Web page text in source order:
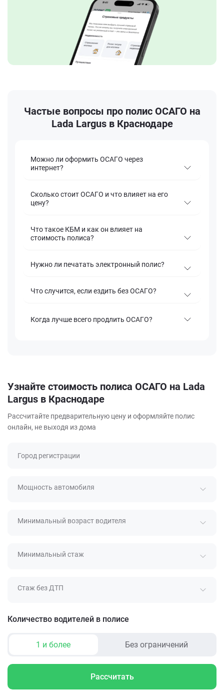
Частые вопросы про полис ОСАГО на
Lada Largus в Краснодаре
Можно ли оформить ОСАГО через
интернет?
Сколько стоит ОСАГО и что влияет на его
цену?
Что такое КБМ и как он влияет на
стоимость полиса?
Нужно ли печатать электронный полис?
Что случится, если ездить без ОСАГО?
Когда лучше всего продлить ОСАГО?
Узнайте стоимость полиса ОСАГО на Lada
Largus в Краснодаре
Рассчитайте предварительную цену и оформляйте полис
онлайн, не выходя из дома
Город регистрации
Мощность автомобиля
Минимальный возраст водителя
Минимальный стаж
Стаж без ДТП
Количество водителей в полисе
1 и более Без ограничений
Рассчитать